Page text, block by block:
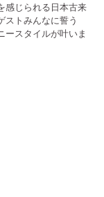
感じられる日本古来
ストみんなに誓う
ースタイルが叶いま